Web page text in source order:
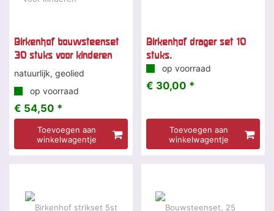
Birkenhof bouwsteenset
30 stuks voor kinderen
natuurlijk, geolied
op voorraad
€ 54,50 *
Toevoegen aan
winkelwagentje
Birkenhof drager set 10
stuks.
op voorraad
€ 30,00 *
Toevoegen aan
winkelwagentje